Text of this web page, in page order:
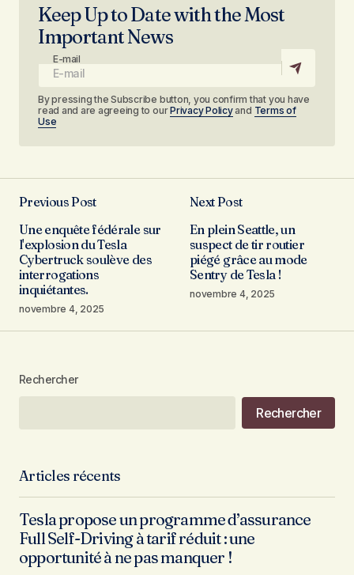
Keep Up to Date with the Most
Important News
E-mail
By pressing the Subscribe button, you confirm that you have
read and are agreeing to ourPrivacy Policyand Terms of
Use
Previous Post
Une enquête fédérale sur
l'explosion du Tesla
Cybertruck soulève des
interrogations
inquiétantes.
novembre 4, 2025
Next Post
En plein Seattle, un
suspect de tir routier
piégé grâce au mode
Sentry de Tesla !
novembre 4, 2025
Rechercher
Rechercher
Articles récents
Tesla propose un programme d’assurance
Full Self-Driving à tarif réduit : une
opportunité à ne pas manquer !